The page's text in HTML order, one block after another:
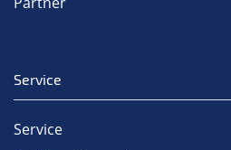
Service
Service